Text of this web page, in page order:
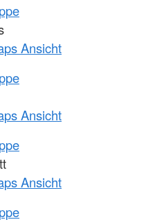
Ansicht
Ansicht
Ansicht